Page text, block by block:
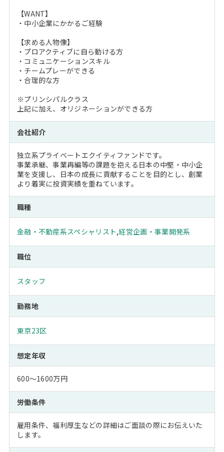
【WANT】
・中小企業にかかるご経験
【求める人物像】
・プロアクティブに自ら動ける方
・コミュニケーションスキル
・チームプレーができる
・合理的な方
※プリンシパルクラス
上記に加え、オリジネーションができる方
会社紹介
独立系プライベートエクイティファンドです。
事業承継、事業再編等の課題を抱える日本の中堅・中小企
業を支援し、日本の成長に貢献することを目的とし、創業
より着実に投資実績を重ねています。
職種
金融・不動産系スペシャリスト,経営企画・事業開発系
職位
スタッフ
勤務地
東京23区
想定年収
600～1600万円
労働条件
雇用条件、福利厚生などの詳細はご面談の際にお伝えいた
します。